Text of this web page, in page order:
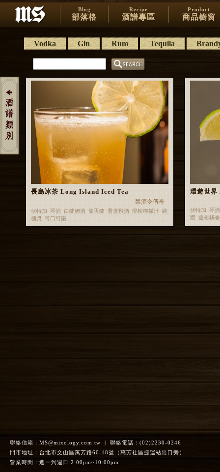
Blog
部落格
Recipe
酒譜專區
Product
商品櫥窗
Vodka Gin Rum Tequila
長島冰茶 Long Island Iced Tea
禁酒令傳奇
伏特加 琴酒 白蘭姆酒 龍舌蘭 君度橙酒 現榨檸檬汁 純
糖漿 可口可樂
環遊世
伏特加 琴
漿 藍柑橘
聯絡信箱： MS@mixology.com.tw | 聯絡電話：(02)2230-0246
門市地址：台北市文山區萬芳路60-18號（萬芳社區捷運站出口旁）
營業時間：週一到週日 2:00pm~10:00pm